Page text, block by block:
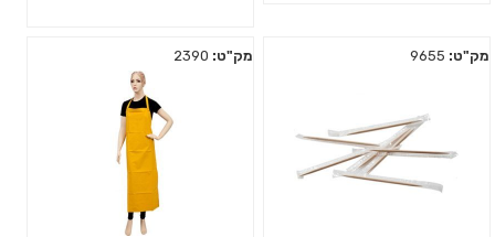
מק"ט: מק"ט: